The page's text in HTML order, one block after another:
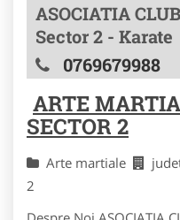
ASOCIATIA
Sector 2 - Karate
0769679988
ARTE
SECTOR 2
Arte martiale
2